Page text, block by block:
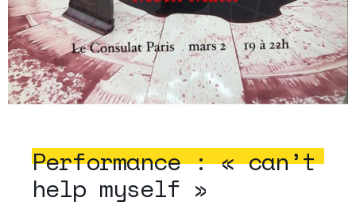
Performance : « can’t
help myself »